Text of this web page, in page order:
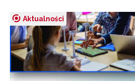
Aktualności